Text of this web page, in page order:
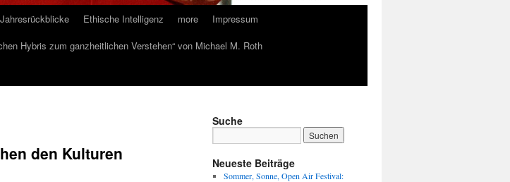
Jahresrückblicke Ethische Intelligenz more
Impressum
Hybris zum ganzheitlichen Verstehen“ von Michael M. Roth
den Kulturen
Suche
Neueste Beiträge
Sommer, Sonne, Open Air Festival: